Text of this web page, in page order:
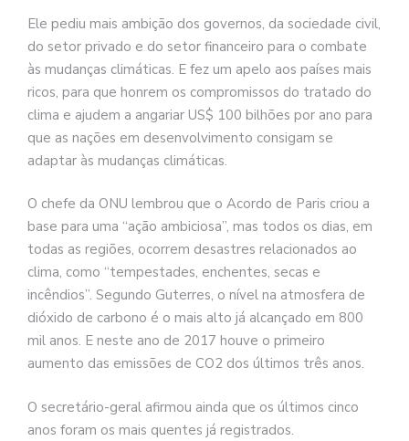
Ele pediu mais ambição dos governos, da sociedade civil,
do setor privado e do setor financeiro para o combate
às mudanças climáticas. E fez um apelo aos países mais
ricos, para que honrem os compromissos do tratado do
clima e ajudem a angariar US$ 100 bilhões por ano para
que as nações em desenvolvimento consigam se
adaptar às mudanças climáticas.
O chefe da ONU lembrou que o Acordo de Paris criou a
base para uma “ação ambiciosa”, mas todos os dias, em
todas as regiões, ocorrem desastres relacionados ao
clima, como “tempestades, enchentes, secas e
incêndios”. Segundo Guterres, o nível na atmosfera de
dióxido de carbono é o mais alto já alcançado em 800
mil anos. E neste ano de 2017 houve o primeiro
aumento das emissões de CO2 dos últimos três anos.
O secretário-geral afirmou ainda que os últimos cinco
anos foram os mais quentes já registrados.